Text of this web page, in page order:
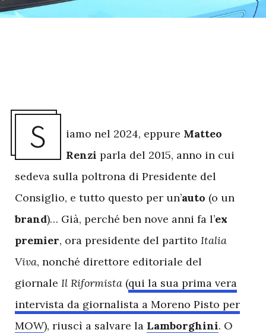
S iamo nel 2024, eppure Matteo
Renzi parla del 2015, anno in cui
sedeva sulla poltrona di Presidente del
Consiglio, e tutto questo per un’auto (o un
brand)… Già, perché ben nove anni fa l’ex
premier, ora presidente del partito Italia
Viva, nonché direttore editoriale del
giornale Il Riformista (qui la sua prima vera
intervista da giornalista a Moreno Pisto per
MOW), riuscì a salvare la Lamborghini. O